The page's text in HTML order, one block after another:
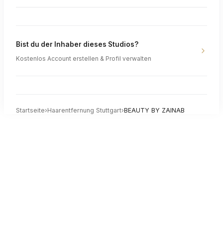
Bist du der Inhaber dieses Studios?
Kostenlos Account erstellen & Profil verwalten
Startseite›Haarentfernung Stuttgart›BEAUTY BY ZAINAB